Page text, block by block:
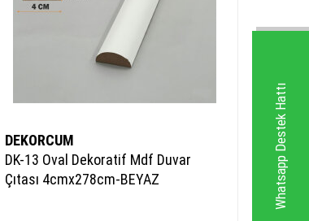
Whatsapp Destek Hattı
DEKORCUM
DK-13 Oval Dekoratif Mdf Duvar
Çıtası 4cmx278cm-BEYAZ